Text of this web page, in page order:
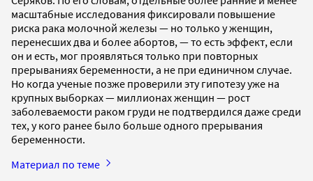
масштабные исследования фиксировали повышение
риска рака молочной железы — но только у женщин,
перенесших два и более абортов, — то есть эффект, если
он и есть, мог проявляться только при повторных
прерываниях беременности, а не при единичном случае.
Но когда ученые позже проверили эту гипотезу уже на
крупных выборках — миллионах женщин — рост
заболеваемости раком груди не подтвердился даже среди
тех, у кого ранее было больше одного прерывания
беременности.
Материал по теме